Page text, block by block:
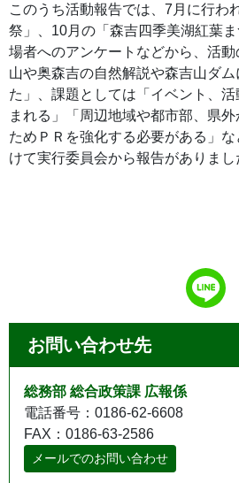
このうち活動報告では、7月に行わ
祭」、10月の「森吉四季美湖紅葉
場者へのアンケートなどから、活
山や奥森吉の自然解説や森吉山ダ
た」、課題としては「イベント、
まれる」「周辺地域や都市部、県
ためＰＲを強化する必要がある」
けて実行委員会から報告がありまし
お問い合わせ先
総務部 総合政策課 広報係
電話番号：0186-62-6608
FAX：0186-63-2586
メールでのお問い合わせ